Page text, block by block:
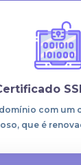
com um
que é